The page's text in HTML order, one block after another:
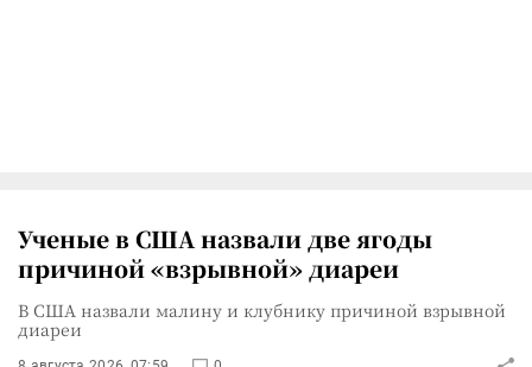
Ученые в США назвали две ягоды
причиной «взрывной» диареи
В США назвали малину и клубнику причиной взрывной
диареи